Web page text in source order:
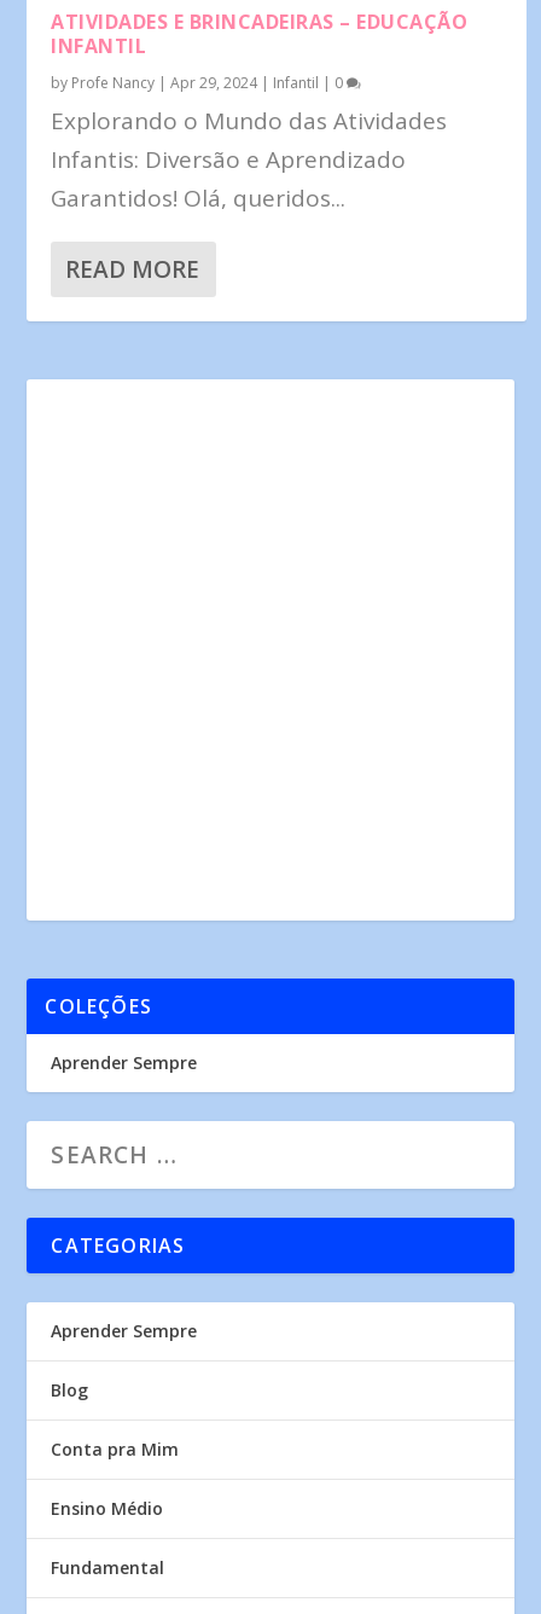
ATIVIDADES E BRINCADEIRAS – EDUCAÇÃO
INFANTIL
by Profe Nancy |Apr 29, 2024| Infantil | 0
Explorando o Mundo das Atividades
Infantis: Diversão e Aprendizado
Garantidos! Olá, queridos...
READ MORE
COLEÇÕES
Aprender Sempre
CATEGORIAS
Aprender Sempre
Blog
Conta pra Mim
Ensino Médio
Fundamental